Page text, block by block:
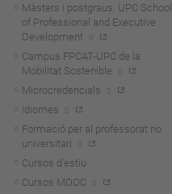
Màsters i postgraus. UPC School
of Professional and Executive
Development
Campus FPCAT-UPC de la
Mobilitat Sostenible
Microcredencials
Idiomes
Formació per al professorat no
universitari
Cursos d'estiu
Cursos MOOC